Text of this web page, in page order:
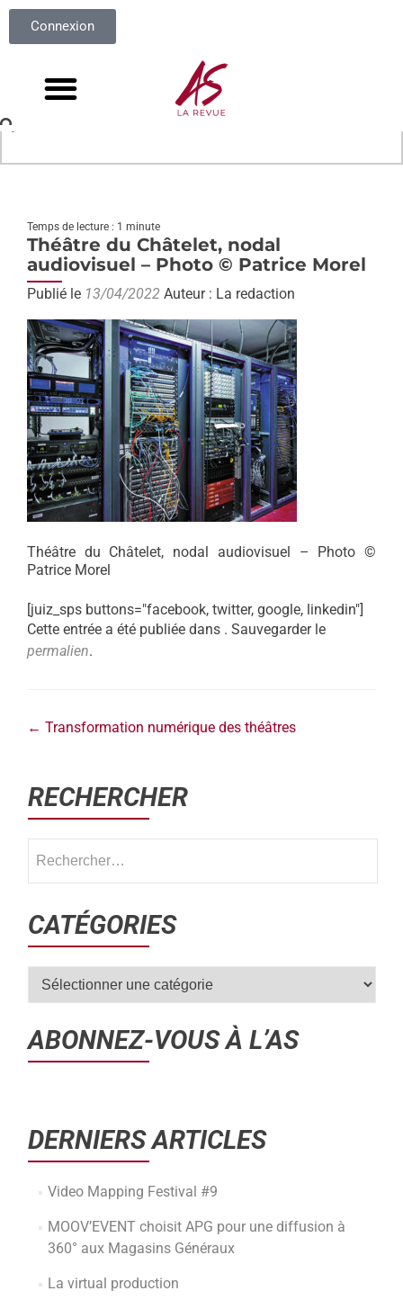
Connexion
Temps de lecture : 1 minute
Théâtre du Châtelet, nodal
audiovisuel – Photo © Patrice Morel
Publié le 13/04/2022 Auteur : La redaction
Théâtre du Châtelet, nodal audiovisuel – Photo ©
Patrice Morel
[juiz_sps buttons="facebook, twitter, google, linkedin"]
Cette entrée a été publiée dans . Sauvegarder le
permalien.
← Transformation numérique des théâtres
RECHERCHER
CATÉGORIES
ABONNEZ-VOUS À L’AS
DERNIERS ARTICLES
Video Mapping Festival #9
MOOV’EVENT choisit APG pour une diffusion à
360° aux Magasins Généraux
La virtual production